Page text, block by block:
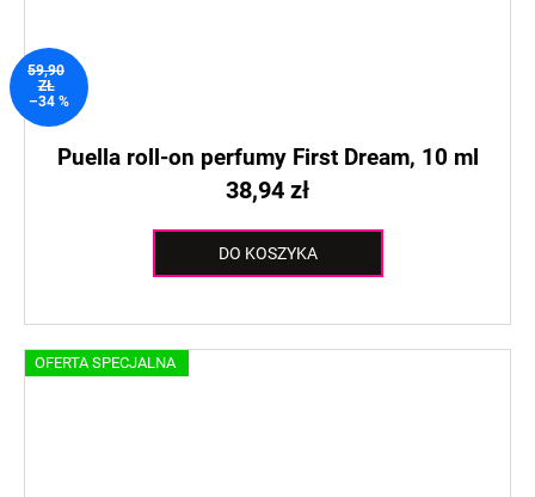
59,90
ZŁ
–34 %
Puella roll-on perfumy First Dream, 10 ml
38,94 zł
DO KOSZYKA
OFERTA SPECJALNA